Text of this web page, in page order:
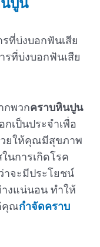
ปูน
รที่บ่งบอกฟันเสีย
กพวกคราบหินปูน
เป็นประจำเพื่อ
ยให้คุณมีสุขภาพ
นการเกิดโรค
าจะมีประโยชน์
งแน่นอน ทำให้
คุณกำจัดคราบ